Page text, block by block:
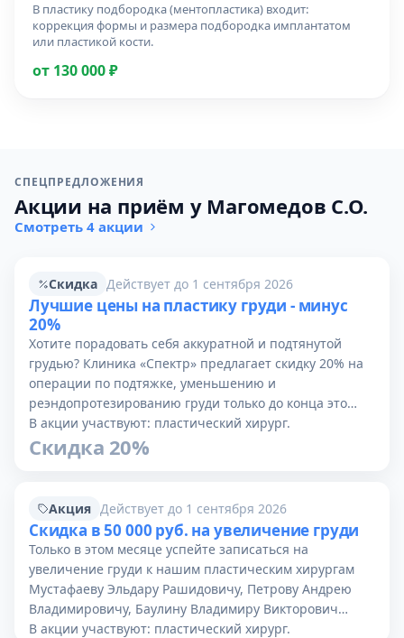
В пластику подбородка (ментопластика) входит:
коррекция формы и размера подбородка имплантатом
или пластикой кости.
от 130 000 ₽
СПЕЦПРЕДЛОЖЕНИЯ
Акции на приём у Магомедов С.О.
Смотреть 4 акции
Скидка Действует до 1 сентября 2026
Лучшие цены на пластику груди - минус
20%
Хотите порадовать себя аккуратной и подтянутой
грудью? Клиника «Спектр» предлагает скидку 20% на
операции по подтяжке, уменьшению и
реэндопротезированию груди только до конца это…
В акции участвуют: пластический хирург.
Скидка 20%
Акция Действует до 1 сентября 2026
Скидка в 50 000 руб. на увеличение груди
Только в этом месяце успейте записаться на
увеличение груди к нашим пластическим хирургам
Мустафаеву Эльдару Рашидовичу, Петрову Андрею
Владимировичу, Баулину Владимиру Викторович…
В акции участвуют: пластический хирург.